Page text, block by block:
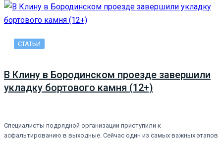
СТАТЬИ
В Клину в Бородинском проезде завершили
укладку бортового камня (12+)
Специалисты подрядной организации приступили к
асфальтированию в выходные. Сейчас один из самых важных этапов